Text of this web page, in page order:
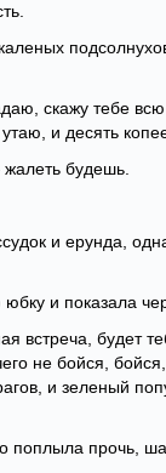
скажу тебе
и десять
будешь.
и ерунда,
и показала
встреча, будет
не бойся,
и зеленый
поплыла прочь,